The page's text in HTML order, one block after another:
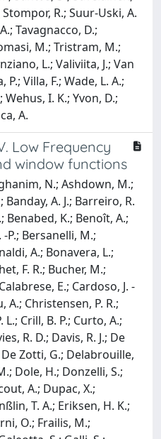
R.; Suur-Uski, A.
Tavagnacco, D.;
M.; Tristram, M.;
L.; Valiviita, J.; Van
P.; Villa, F.; Wade, L. A.;
I. K.; Yvon, D.;
A.
Low Frequency
window functions
N.; Ashdown, M.;
A. J.; Barreiro, R.
Benabed, K.; Benoît, A.;
P.; Bersanelli, M.;
A.; Bonavera, L.;
F. R.; Bucher, M.;
E.; Cardoso, J. -
A.; Christensen, P. R.;
Crill, B. P.; Curto, A.;
R. D.; Davis, R. J.; De
Zotti, G.; Delabrouille,
Dole, H.; Donzelli, S.;
A.; Dupac, X.;
T. A.; Eriksen, H. K.;
O.; Frailis, M.;